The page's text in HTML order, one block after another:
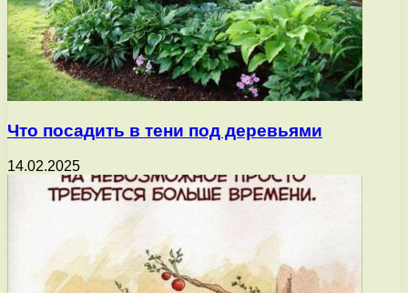
Что посадить в тени под деревьями
14.02.2025